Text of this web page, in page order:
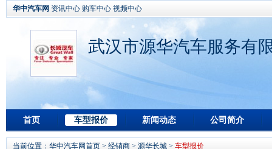
华中汽车网 资讯中心 购车中心 视频中心
武汉市源华汽车服务有
首页 车型报价 新闻动态 公司简介
当前位置： 华中汽车网首页 > 经销商 > 源华长城 > 车型报价